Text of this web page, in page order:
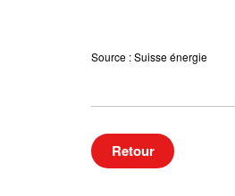
Source : Suisse énergie
Retour